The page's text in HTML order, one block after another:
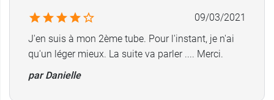
Fabriqué en France.
Conditionnement :30 comprimés effervescents
sans sucres, arôme tropical.
09/03/2021
J'en suis à mon 2ème tube. Pour l'instant, je n'ai
qu'un léger mieux. La suite va parler .... Merci.
par Danielle